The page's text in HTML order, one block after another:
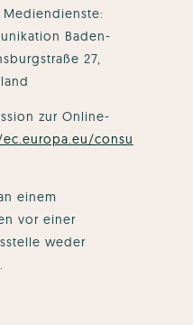
Baden-
27,
zur Online-
consu
einem
vor einer
weder